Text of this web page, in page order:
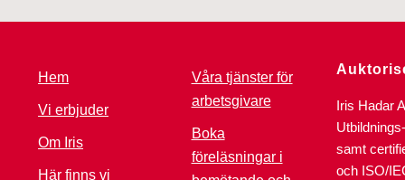
Hem
Vi erbjuder
Om Iris
Här finns vi
Våra tjänster för
arbetsgivare
Boka
föreläsningar i
Iris Hadar
samt
och ISO/